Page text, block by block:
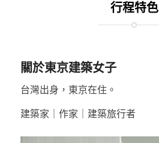
行程特色
關於東京建築女子
台灣出身，東京在住。
建築家｜作家｜建築旅行者